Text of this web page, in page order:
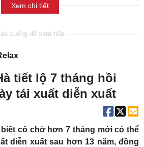
Xem chi tiết
tiết lộ 7 tháng hồi
tái xuất diễn xuất
cô chờ hơn 7 tháng mới có thể
diễn xuất sau hơn 13 năm, đồng